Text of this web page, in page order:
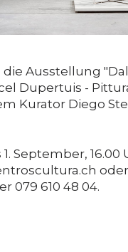
DE
Ausstellung
Dupertuis -
Kurator Diego
September, 16.00
oder
079 610 48 04.